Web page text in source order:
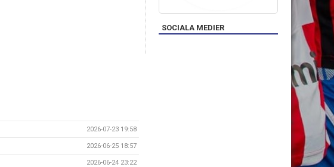
2026-07-23 19:58
2026-06-25 18:57
2026-06-24 23:22
SOCIALA MEDIER